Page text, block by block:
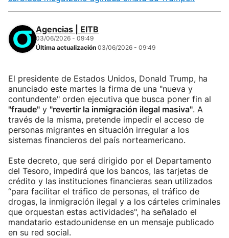
Agencias | EITB
03/06/2026 - 09:49
Última actualización 03/06/2026 - 09:49
El presidente de Estados Unidos, Donald Trump, ha
anunciado este martes la firma de una "nueva y
contundente" orden ejecutiva que busca poner fin al
"fraude" y "revertir la inmigración ilegal masiva". A
través de la misma, pretende impedir el acceso de
personas migrantes en situación irregular a los
sistemas financieros del país norteamericano.
Este decreto, que será dirigido por el Departamento
del Tesoro, impedirá que los bancos, las tarjetas de
crédito y las instituciones financieras sean utilizados
“para facilitar el tráfico de personas, el tráfico de
drogas, la inmigración ilegal y a los cárteles criminales
que orquestan estas actividades", ha señalado el
mandatario estadounidense en un mensaje publicado
en su red social.